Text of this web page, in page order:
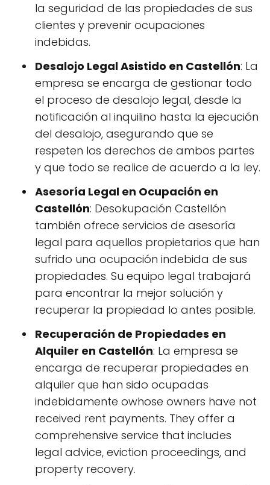
la seguridad de las propiedades de sus
clientes y prevenir ocupaciones
indebidas.
Desalojo Legal Asistido en Castellón: La
empresa se encarga de gestionar todo
el proceso de desalojo legal, desde la
notificación al inquilino hasta la ejecución
del desalojo, asegurando que se
respeten los derechos de ambos partes
y que todo se realice de acuerdo a la ley.
Asesoría Legal en Ocupación en
Castellón: Desokupación Castellón
también ofrece servicios de asesoría
legal para aquellos propietarios que han
sufrido una ocupación indebida de sus
propiedades. Su equipo legal trabajará
para encontrar la mejor solución y
recuperar la propiedad lo antes posible.
Recuperación de Propiedades en
Alquiler en Castellón: La empresa se
encarga de recuperar propiedades en
alquiler que han sido ocupadas
indebidamente owhose owners have not
received rent payments. They offer a
comprehensive service that includes
legal advice, eviction proceedings, and
property recovery.